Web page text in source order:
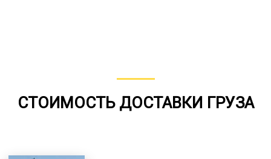
СТОИМОСТЬ ДОСТАВКИ ГРУЗА